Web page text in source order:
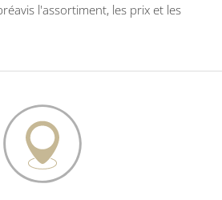
l'assortiment, les prix et les